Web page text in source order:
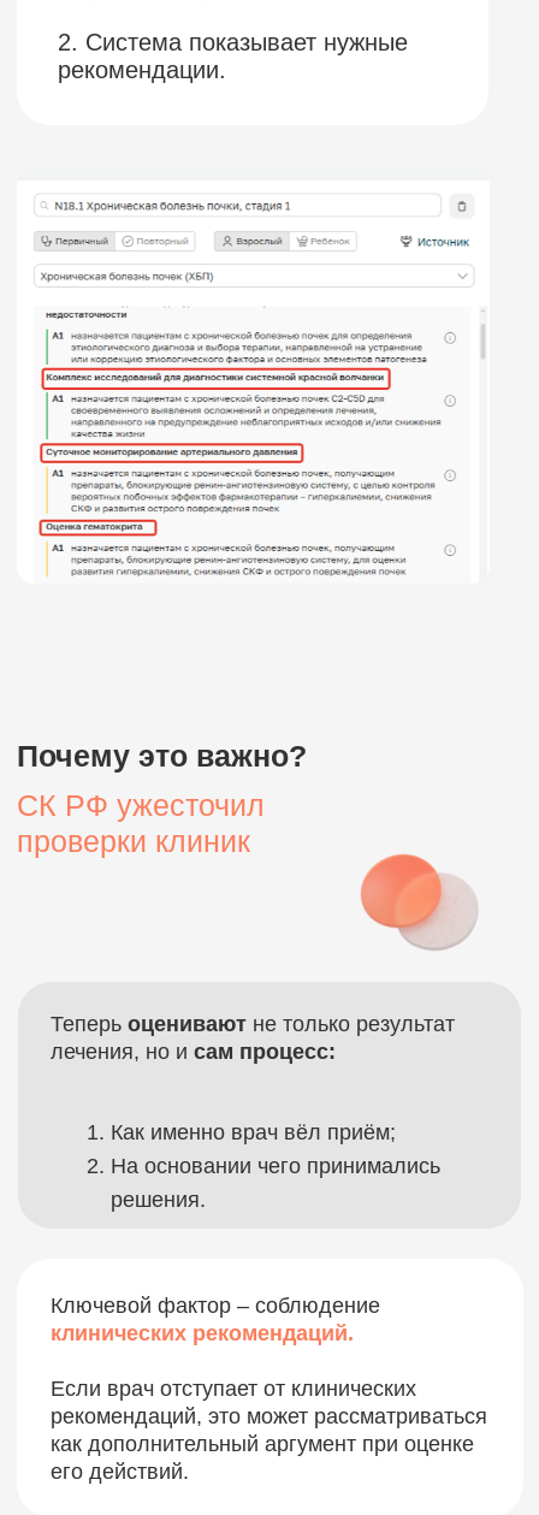
Теперь оценивают
не только результат
решения.
Ключевой фактор – соблюдение
клинических рекомендаций.
Если врач отступает от клинических
рекомендаций, это может рассматриваться
как дополнительный аргумент при оценке
его действий.
Защитить клинику